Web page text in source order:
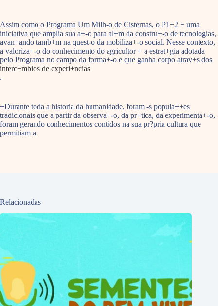
Assim como o Programa Um Milh-o de Cisternas, o P1+2 + uma
iniciativa que amplia sua a+-o para al+m da constru+-o de tecnologias,
avan+ando tamb+m na quest-o da mobiliza+-o social. Nesse contexto,
a valoriza+-o do conhecimento do agricultor + a estrat+gia adotada
pelo Programa no campo da forma+-o e que ganha corpo atrav+s dos
interc+mbios de experi+ncias
.
+Durante toda a historia da humanidade, foram -s popula++es
tradicionais que a partir da observa+-o, da pr+tica, da experimenta+-o,
foram gerando conhecimentos contidos na sua pr?pria cultura que
permitiam a
Relacionadas